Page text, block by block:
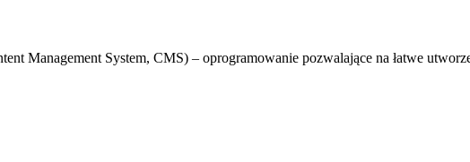
Management System, CMS) – oprogramowanie pozwalające na łatwe